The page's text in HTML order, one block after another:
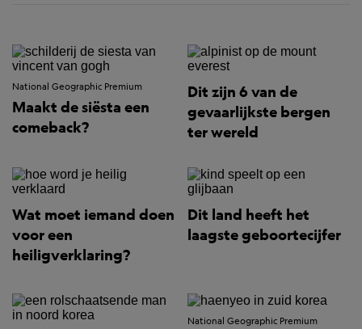
National Geographic Premium
Maakt de siësta een
comeback?
Dit zijn 6 van de
gevaarlijkste bergen
ter wereld
Wat moet iemand doen
voor een
heiligverklaring?
Dit land heeft het
laagste geboortecijfer
National Geographic Premium